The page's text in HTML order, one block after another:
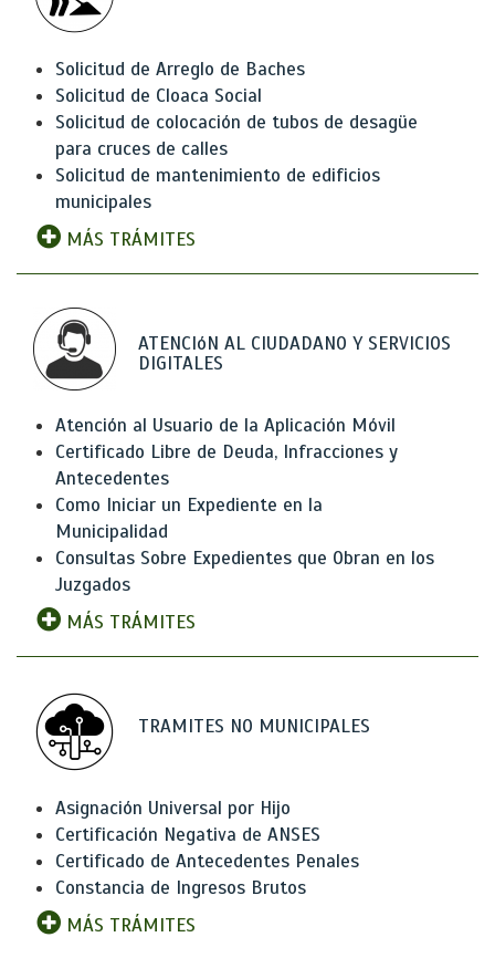
Solicitud de Arreglo de Baches
Solicitud de Cloaca Social
Solicitud de colocación de tubos de desagüe
para cruces de calles
Solicitud de mantenimiento de edificios
municipales
MÁS TRÁMITES
ATENCIóN AL CIUDADANO Y SERVICIOS
DIGITALES
Atención al Usuario de la Aplicación Móvil
Certificado Libre de Deuda, Infracciones y
Antecedentes
Como Iniciar un Expediente en la
Municipalidad
Consultas Sobre Expedientes que Obran en los
Juzgados
MÁS TRÁMITES
TRAMITES NO MUNICIPALES
Asignación Universal por Hijo
Certificación Negativa de ANSES
Certificado de Antecedentes Penales
Constancia de Ingresos Brutos
MÁS TRÁMITES